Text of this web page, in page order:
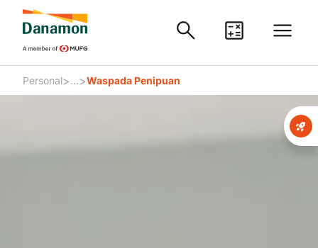
Personal>...>Waspada Penipuan